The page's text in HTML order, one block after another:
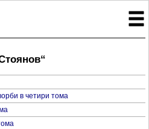

в четири тома